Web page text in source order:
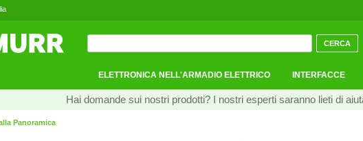
ELETTRONICA NELL'ARMADIO ELETTRICO INTERFACCE
Hai domande sui nostri prodotti? I nostri esperti saranno lieti di
Panoramica